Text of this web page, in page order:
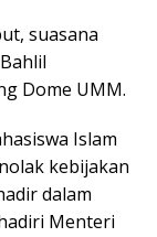
suasana
Dome UMM.
Islam
kebijakan
dalam
Menteri